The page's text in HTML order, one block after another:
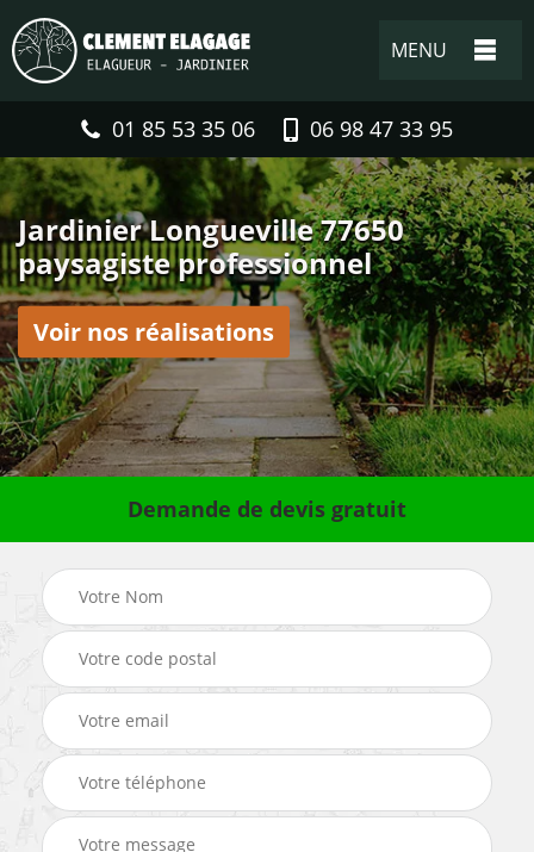
MENU
01 85 53 35 06 06 98 47 33 95
Jardinier Longueville 77650
paysagiste professionnel
Voir nos réalisations
Demande de devis gratuit